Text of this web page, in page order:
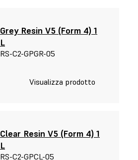
Grey Resin V5 (Form 4) 1
L
RS-C2-GPGR-05
Visualizza prodotto
Clear Resin V5 (Form 4) 1
L
RS-C2-GPCL-05